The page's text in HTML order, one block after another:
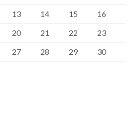
13 14 15
16
20 21 22
23
27 28 29
30